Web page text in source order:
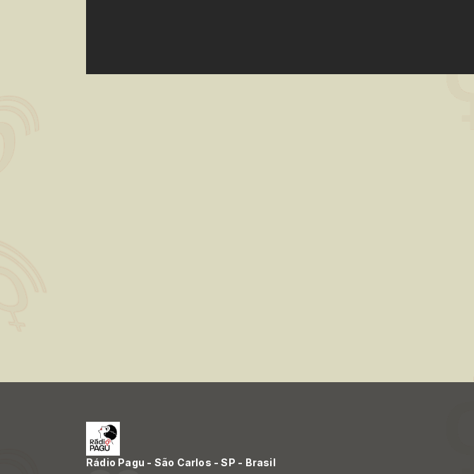
Rádio Pagu - São Carlos - SP - Brasil